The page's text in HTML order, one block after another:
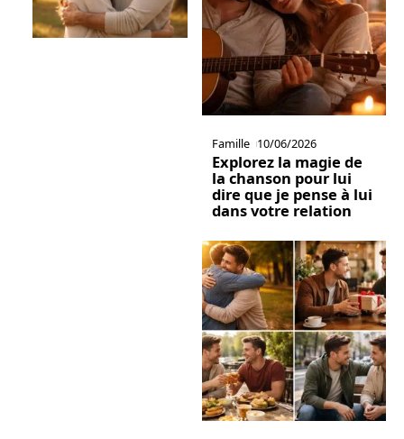
Famille 10/06/2026
Explorez la magie de
la chanson pour lui
dire que je pense à lui
dans votre relation